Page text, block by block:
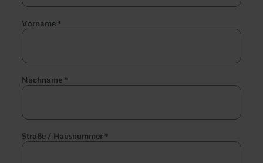
Vorname*
Nachname*
Straße / Hausnummer*